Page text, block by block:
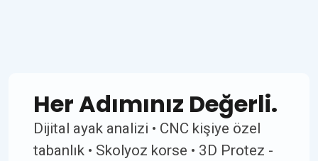
Her Adımınız Değerli.
Dijital ayak analizi • CNC kişiye özel
tabanlık • Skolyoz korse • 3D Protez -